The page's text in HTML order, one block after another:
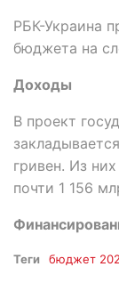
РБК-Украина
бюджета на
Доходы
В проект
гривен. Из
почти 1 156
Теги бюджет